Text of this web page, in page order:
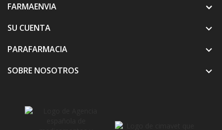
FARMAENVIA
SU CUENTA

PARAFARMACIA 
SOBRE NOSOTROS 